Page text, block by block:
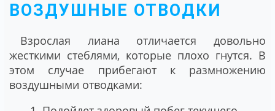
ВОЗДУШНЫЕ ОТВОДКИ
Взрослая лиана отличается довольно
жесткими стеблями, которые плохо гнутся. В
этом случае прибегают к размножению
воздушными отводками: